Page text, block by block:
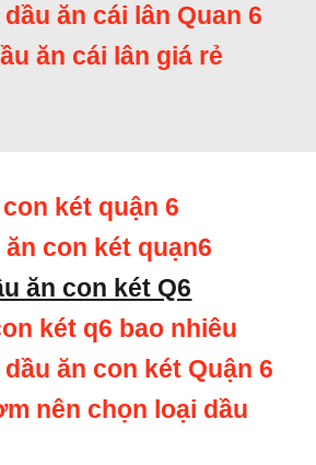
ăn cái lân Quan 6
ăn cái lân giá rẻ
két quận 6
con két quạn6
ăn con két Q6
két q6 bao nhiêu
ăn con két Quận 6
nên chọn loại dầu